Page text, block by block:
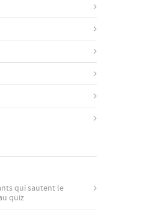
qui sautent le
quiz